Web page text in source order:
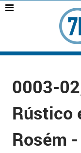
0003-
Rústico
Rosém